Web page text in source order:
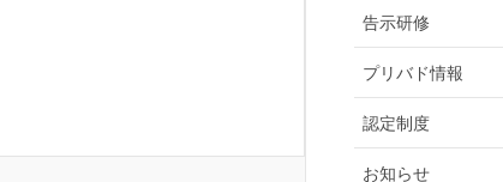
告示研修
プリバド情報
認定制度
お知らせ